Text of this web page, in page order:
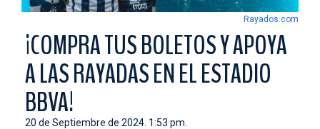
TAQUILLA
TIENDA
ESTADIO
PRENSA
CONTACTO
Rayados.com
¡COMPRA TUS BOLETOS Y APOYA
A LAS RAYADAS EN EL ESTADIO
BBVA!
20 de Septiembre de 2024. 1:53 pm.